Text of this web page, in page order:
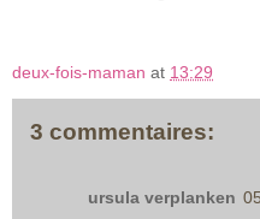
deux-fois-maman at 13:29
3 commentaires:
ursula verplanken